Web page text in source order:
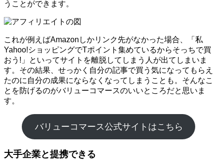
うことができます。
これが例えばAmazonしかリンク先がなかった場合、「私
Yahoo!ショッピングでTポイント集めているからそっちで買
おう!」といってサイトを離脱してしまう人が出てしまいま
す。その結果、せっかく自分の記事で買う気になってもらえ
たのに自分の成果にならなくなってしまうことも。そんなこ
とを防げるのがバリューコマースのいいところだと思いま
す。
バリューコマース公式サイトはこちら
大手企業と提携できる